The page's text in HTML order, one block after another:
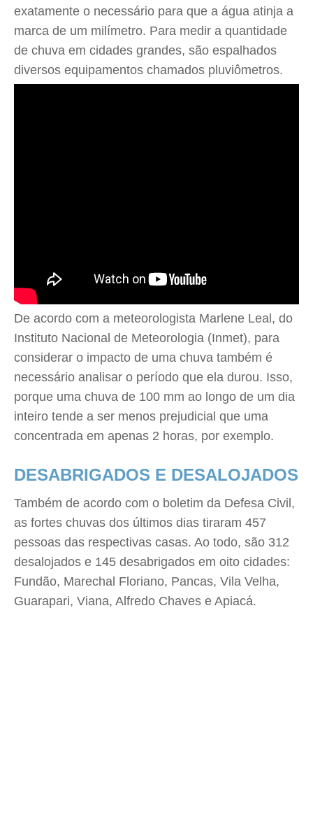
exatamente o necessário para que a água atinja a
marca de um milímetro. Para medir a quantidade
de chuva em cidades grandes, são espalhados
diversos equipamentos chamados pluviômetros.
De acordo com a meteorologista Marlene Leal, do
Instituto Nacional de Meteorologia (Inmet), para
considerar o impacto de uma chuva também é
necessário analisar o período que ela durou. Isso,
porque uma chuva de 100 mm ao longo de um dia
inteiro tende a ser menos prejudicial que uma
concentrada em apenas 2 horas, por exemplo.
DESABRIGADOS E DESALOJADOS
Também de acordo com o boletim da Defesa Civil,
as fortes chuvas dos últimos dias tiraram 457
pessoas das respectivas casas. Ao todo, são 312
desalojados e 145 desabrigados em oito cidades:
Fundão, Marechal Floriano, Pancas, Vila Velha,
Guarapari, Viana, Alfredo Chaves e Apiacá.